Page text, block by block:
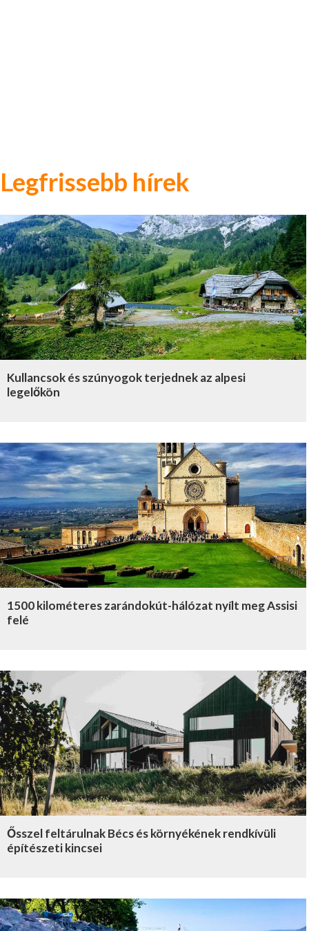
Legfrissebb hírek
Kullancsok és szúnyogok terjednek az alpesi
legelőkön
1500 kilométeres zarándokút-hálózat nyílt meg Assisi
felé
Ősszel feltárulnak Bécs és környékének rendkívüli
építészeti kincsei